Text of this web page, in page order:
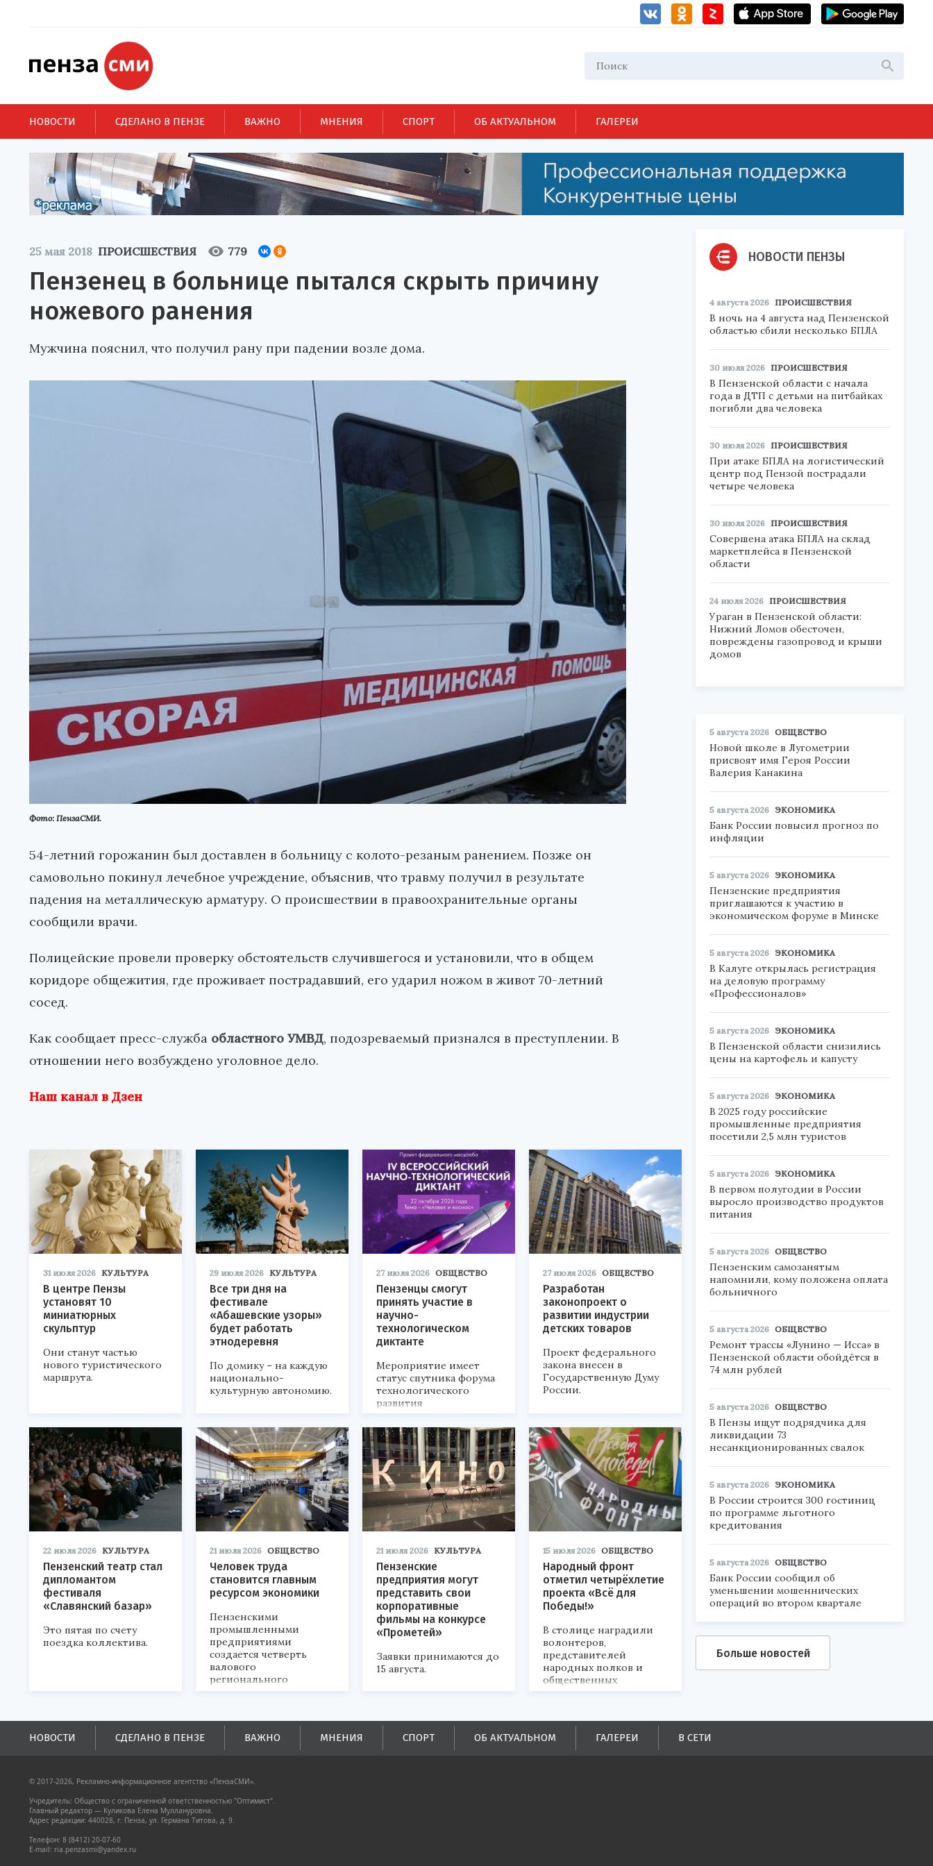
НОВОСТИ СДЕЛАНО В ПЕНЗЕ ВАЖНО МНЕНИЯ СПОРТ ОБ АКТУАЛЬНОМ ГАЛЕРЕИ
25 мая 2018 ПРОИСШЕСТВИЯ 779
Пензенец в больнице пытался скрыть причину
ножевого ранения
Мужчина пояснил, что получил рану при падении возле дома.
Фото: ПензаСМИ.
54-летний горожанин был доставлен в больницу с колото-резаным ранением. Позже он
самовольно покинул лечебное учреждение, объяснив, что травму получил в результате
падения на металлическую арматуру. О происшествии в правоохранительные органы
сообщили врачи.
Полицейские провели проверку обстоятельств случившегося и установили, что в общем
коридоре общежития, где проживает пострадавший, его ударил ножом в живот 70-летний
сосед.
Как сообщает пресс-служба областного УМВД, подозреваемый признался в преступлении. В
отношении него возбуждено уголовное дело.
Наш канал в Дзен
31 июля 2026 КУЛЬТУРА
В центре Пензы
установят 10
миниатюрных
скульптур
Они станут частью
нового туристического
маршрута.
29 июля 2026 КУЛЬТУРА
Все три дня на
фестивале
«Абашевские узоры»
будет работать
этнодеревня
По домику – на каждую
национально-
культурную автономию.
27 июля 2026 ОБЩЕСТВО
Пензенцы смогут
принять участие в
научно-
технологическом
диктанте
Мероприятие имеет
статус спутника форума
технологического
развития
«Технопром-2026».
27 июля 2026 ОБЩЕСТВО
Разработан
законопроект о
развитии индустрии
детских товаров
Проект федерального
закона внесен в
Государственную Думу
России.
22 июля 2026 КУЛЬТУРА
Пензенский театр стал
дипломантом
фестиваля
«Славянский базар»
Это пятая по счету
поездка коллектива.
21 июля 2026 ОБЩЕСТВО
Человек труда
становится главным
ресурсом экономики
Пензенскими
промышленными
предприятиями
создается четверть
валового
регионального
продукта и
поступлений в
бюджеты всех уровней.
21 июля 2026 КУЛЬТУРА
Пензенские
предприятия могут
представить свои
корпоративные
фильмы на конкурсе
«Прометей»
Заявки принимаются до
15 августа.
15 июля 2026 ОБЩЕСТВО
Народный фронт
отметил четырёхлетие
проекта «Всё для
Победы!»
В столице наградили
волонтеров,
представителей
народных полков и
общественных
объединений.
НОВОСТИ ПЕНЗЫ
4 августа 2026 ПРОИСШЕСТВИЯ
В ночь на 4 августа над Пензенской
областью сбили несколько БПЛА
30 июля 2026 ПРОИСШЕСТВИЯ
В Пензенской области с начала
года в ДТП с детьми на питбайках
погибли два человека
30 июля 2026 ПРОИСШЕСТВИЯ
При атаке БПЛА на логистический
центр под Пензой пострадали
четыре человека
30 июля 2026 ПРОИСШЕСТВИЯ
Совершена атака БПЛА на склад
маркетплейса в Пензенской
области
24 июля 2026 ПРОИСШЕСТВИЯ
Ураган в Пензенской области:
Нижний Ломов обесточен,
повреждены газопровод и крыши
домов
5 августа 2026 ОБЩЕСТВО
Новой школе в Лугометрии
присвоят имя Героя России
Валерия Канакина
5 августа 2026 ЭКОНОМИКА
Банк России повысил прогноз по
инфляции
5 августа 2026 ЭКОНОМИКА
Пензенские предприятия
приглашаются к участию в
экономическом форуме в Минске
5 августа 2026 ЭКОНОМИКА
В Калуге открылась регистрация
на деловую программу
«Профессионалов»
5 августа 2026 ЭКОНОМИКА
В Пензенской области снизились
цены на картофель и капусту
5 августа 2026 ЭКОНОМИКА
В 2025 году российские
промышленные предприятия
посетили 2,5 млн туристов
5 августа 2026 ЭКОНОМИКА
В первом полугодии в России
выросло производство продуктов
питания
5 августа 2026 ОБЩЕСТВО
Пензенским самозанятым
напомнили, кому положена оплата
больничного
5 августа 2026 ОБЩЕСТВО
Ремонт трассы «Лунино — Исса» в
Пензенской области обойдётся в
74 млн рублей
5 августа 2026 ОБЩЕСТВО
В Пензы ищут подрядчика для
ликвидации 73
несанкционированных свалок
5 августа 2026 ЭКОНОМИКА
В России строится 300 гостиниц
по программе льготного
кредитования
5 августа 2026 ОБЩЕСТВО
Банк России сообщил об
уменьшении мошеннических
операций во втором квартале
Больше новостей
НОВОСТИ СДЕЛАНО В ПЕНЗЕ ВАЖНО МНЕНИЯ СПОРТ ОБ АКТУАЛЬНОМ ГАЛЕРЕИ В СЕТИ
© 2017-2026, Рекламно-информационное агентство «ПензаСМИ».
Учредитель: Общество с ограниченной ответственностью "Оптимист".
Главный редактор — Куликова Елена Муллануровна.
Адрес редакции: 440028, г. Пенза, ул. Германа Титова, д. 9.
Телефон: 8 (8412) 20-07-60
E-mail: ria.penzasmi@yandex.ru